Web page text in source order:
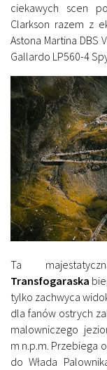
ciekawych scen
Clarkson razem z
Astona Martina DBS
Gallardo LP560-4
Ta
Transfogaraska
tylko zachwyca
dla fanów ostrych
malowniczego
m n.p.m. Przebiega
do Włada